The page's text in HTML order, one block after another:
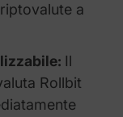
a
Il
Rollbit